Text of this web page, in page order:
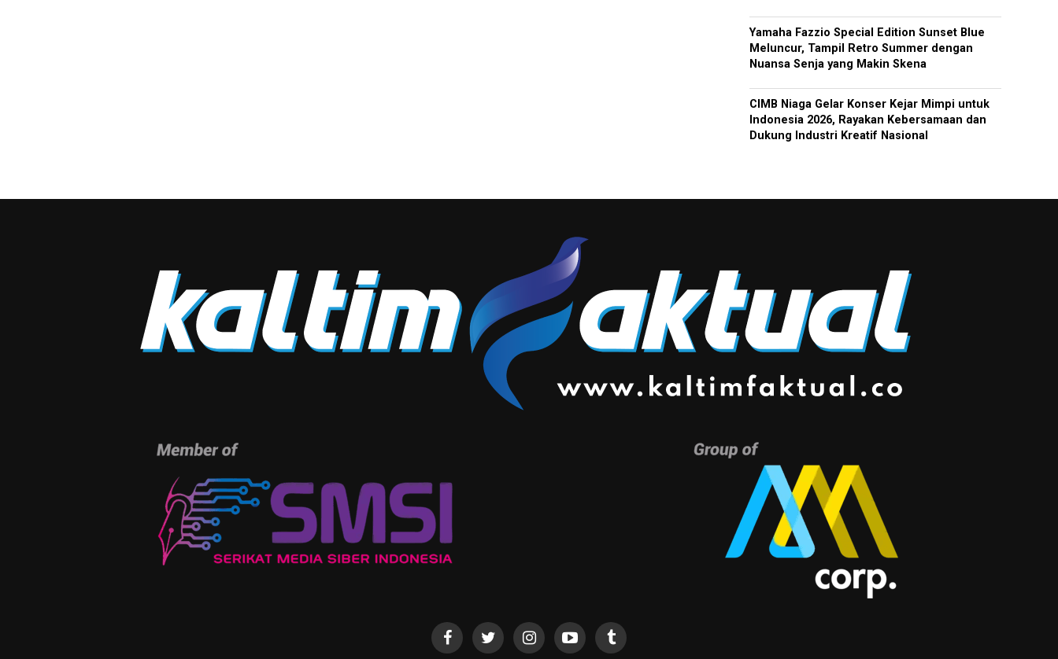
Yamaha Fazzio Special Edition Sunset Blue
Meluncur, Tampil Retro Summer dengan
Nuansa Senja yang Makin Skena
CIMB Niaga Gelar Konser Kejar Mimpi untuk
Indonesia 2026, Rayakan Kebersamaan dan
Dukung Industri Kreatif Nasional